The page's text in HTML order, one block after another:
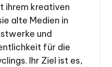
ihrem kreativen
alte Medien in
und
für die
Ihr Ziel ist es,